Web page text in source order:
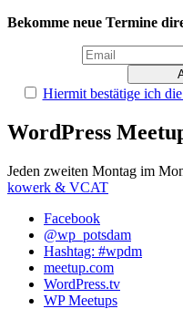
Bekomme neue Termine
Hiermit bestätige ich
WordPress
Jeden zweiten Montag im
kowerk & VCAT
Facebook
@wp_potsdam
Hashtag: #wpdm
meetup.com
WordPress.tv
WP Meetups